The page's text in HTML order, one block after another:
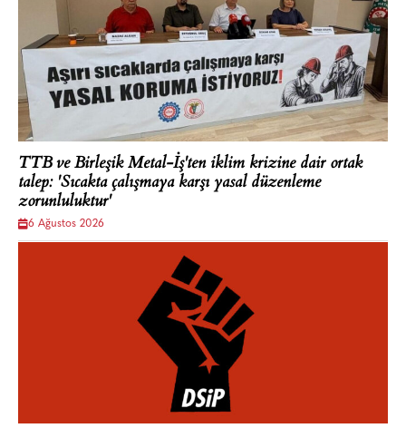
TTB ve Birleşik Metal-İş'ten iklim krizine dair ortak
talep: 'Sıcakta çalışmaya karşı yasal düzenleme
zorunluluktur'
6 Ağustos 2026